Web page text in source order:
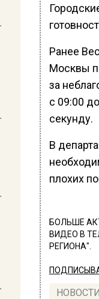
Ранее
Москвы
за
с 09:00
секунду.
В
плохих
БОЛЬШЕ
ВИДЕО В
РЕГИОНА".
НОВОСТИ